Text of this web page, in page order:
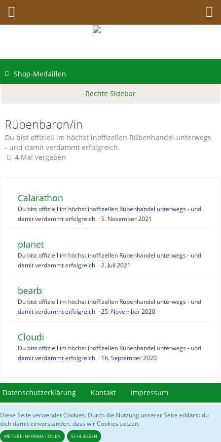
Shop-Medaillen
Rübenbaron/in
Du bist offiziell im höchst inoffizellen Rübenhandel unterwegs
- und damit verdammt erfolgreich.
4 Mal vergeben
Calarathon
Du bist offiziell im höchst inoffizellen Rübenhandel unterwegs - und
damit verdammt erfolgreich. 5. November 2021
planet
Du bist offiziell im höchst inoffizellen Rübenhandel unterwegs - und
damit verdammt erfolgreich. 2. Juli 2021
bearb
Du bist offiziell im höchst inoffizellen Rübenhandel unterwegs - und
damit verdammt erfolgreich. 25. November 2020
Cloudi
Du bist offiziell im höchst inoffizellen Rübenhandel unterwegs - und
damit verdammt erfolgreich. 16. September 2020
Datenschutzerklärung Kontakt Impressum
Community-Software:WoltLab Suite™ 5.3.28
///// Bilder vonhttps://acnhcdn.com/&Data Spreadsheet for Animal Crossing
New Horizons
Diese Seite verwendet Cookies. Durch die Nutzung unserer Seite erklärst du
dich damit einverstanden, dass wir Cookies setzen.
WEITERE INFORMATIONEN SCHLIESSEN